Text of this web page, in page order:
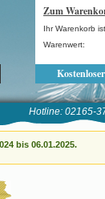
Zum
Ihr Warenkorb
Warenwert:
Hotline: 02165-
bis 06.01.2025.